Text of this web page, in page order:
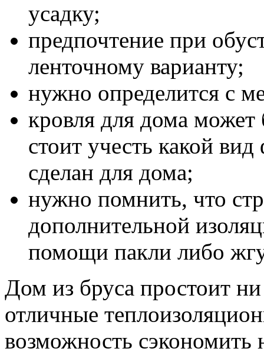
усадку;
предпочтение при
ленточному варианту;
нужно определится с
кровля для дома
стоит учесть какой
сделан для дома;
нужно помнить, что
дополнительной
помощи пакли либо
Дом из бруса простоит
отличные
возможность сэкономить